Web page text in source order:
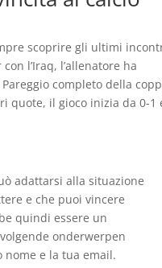
scoprire gli ultimi
l’Iraq, l’allenatore ha
completo della
quote, il gioco inizia da 0-1
adattarsi alla situazione
e che puoi vincere
quindi essere un
onderwerpen
e la tua email.